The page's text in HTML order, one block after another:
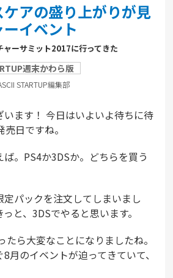
アの盛り上がりが見
イベント
ャーサミット2017に行ってきた
週末かわら版
STARTUP編集部
います！ 今日はいよいよ待ちに待
日ですね。
。PS4か3DSか。どちらを買う
パックを注文してしまいまし
と、3DSでやると思います。
ら大変なことになりましたね。
のイベントが迫ってきていて、